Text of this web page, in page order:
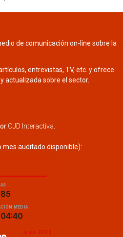
de comunicación on-line sobre la
entrevistas, TV, etc. y ofrece
actualizada sobre el sector.
OJD Interactiva
mes auditado disponible):